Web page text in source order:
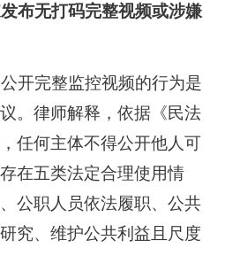
布无打码完整视频或涉嫌
开完整监控视频的行为是
。律师解释，依据《民法
任何主体不得公开他人可
在五类法定合理使用情
公职人员依法履职、公共
究、维护公共利益且尺度